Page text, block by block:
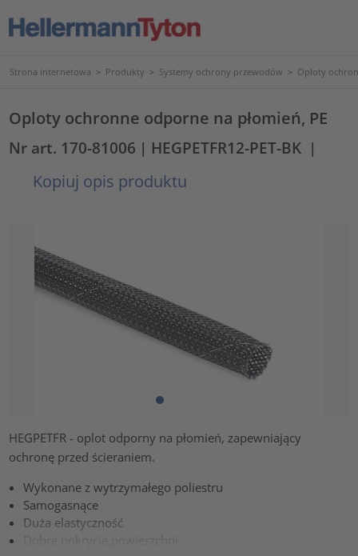
Strona internetowa > Produkty > Systemy ochrony przewodów > Oploty
Oploty ochronne odporne na płomień, PE
Nr art. 170-81006 | HEGPETFR12-PET-BK |
Kopiuj opis produktu
HEGPETFR - oplot odporny na płomień, zapewniający
ochronę przed ścieraniem.
Wykonane z wytrzymałego poliestru
Samogasnące
Duża elastyczność